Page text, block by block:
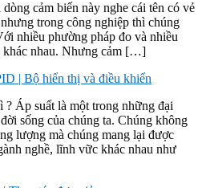
cảm biến này nghe cái tên có vẻ
trong công nghiệp thì chúng
nhiều phường pháp đo và nhiều
khác nhau. Nhưng cảm […]
| Bộ hiển thị và điều khiển
? Áp suất là một trong những đại
sống của chúng ta. Chúng không
lượng mà chúng mang lại được
nghề, lĩnh vữc khác nhau như